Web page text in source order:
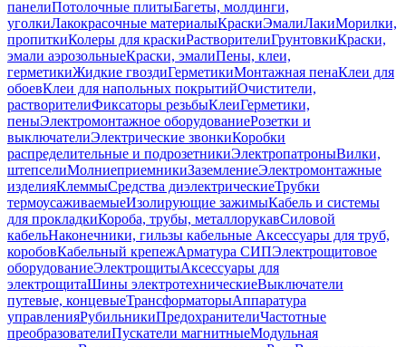
панелиПотолочные плитыБагеты, молдинги,
уголкиЛакокрасочные материалыКраскиЭмалиЛакиМорилки,
пропиткиКолеры для краскиРастворителиГрунтовкиКраски,
эмали аэрозольныеКраски, эмалиПены, клеи,
герметикиЖидкие гвоздиГерметикиМонтажная пенаКлеи для
обоевКлеи для напольных покрытийОчистители,
растворителиФиксаторы резьбыКлеиГерметики,
пеныЭлектромонтажное оборудованиеРозетки и
выключателиЭлектрические звонкиКоробки
распределительные и подрозетникиЭлектропатроныВилки,
штепселиМолниеприемникиЗаземлениеЭлектромонтажные
изделияКлеммыСредства диэлектрическиеТрубки
термоусаживаемыеИзолирующие зажимыКабель и системы
для прокладкиКороба, трубы, металлорукавСиловой
кабельНаконечники, гильзы кабельные Аксессуары для труб,
коробовКабельный крепежАрматура СИПЭлектрощитовое
оборудованиеЭлектрощитыАксессуары для
электрощитаШины электротехническиеВыключатели
путевые, концевыеТрансформаторыАппаратура
управленияРубильникиПредохранителиЧастотные
преобразователиПускатели магнитныеМодульная